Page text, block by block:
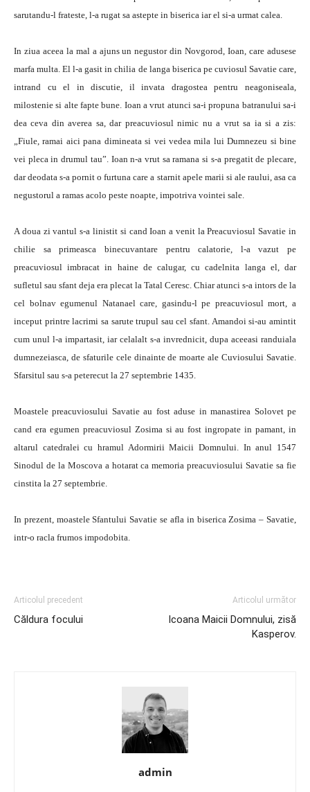
sarutandu-l frateste, l-a rugat sa astepte in biserica iar el si-a urmat calea.
In ziua aceea la mal a ajuns un negustor din Novgorod, Ioan, care adusese
marfa multa. El l-a gasit in chilia de langa biserica pe cuviosul Savatie care,
intrand cu el in discutie, il invata dragostea pentru neagoniseala,
milostenie si alte fapte bune. Ioan a vrut atunci sa-i propuna batranului sa-i
dea ceva din averea sa, dar preacuviosul nimic nu a vrut sa ia si a zis:
„Fiule, ramai aici pana dimineata si vei vedea mila lui Dumnezeu si bine
vei pleca in drumul tau”. Ioan n-a vrut sa ramana si s-a pregatit de plecare,
dar deodata s-a pornit o furtuna care a starnit apele marii si ale raului, asa ca
negustorul a ramas acolo peste noapte, impotriva vointei sale.
A doua zi vantul s-a linistit si cand Ioan a venit la Preacuviosul Savatie in
chilie sa primeasca binecuvantare pentru calatorie, l-a vazut pe
preacuviosul imbracat in haine de calugar, cu cadelnita langa el, dar
sufletul sau sfant deja era plecat la Tatal Ceresc. Chiar atunci s-a intors de la
cel bolnav egumenul Natanael care, gasindu-l pe preacuviosul mort, a
inceput printre lacrimi sa sarute trupul sau cel sfant. Amandoi si-au amintit
cum unul l-a impartasit, iar celalalt s-a invrednicit, dupa aceeasi randuiala
dumnezeiasca, de sfaturile cele dinainte de moarte ale Cuviosului Savatie.
Sfarsitul sau s-a peterecut la 27 septembrie 1435.
Moastele preacuviosului Savatie au fost aduse in manastirea Solovet pe
cand era egumen preacuviosul Zosima si au fost ingropate in pamant, in
altarul catedralei cu hramul Adormirii Maicii Domnului. In anul 1547
Sinodul de la Moscova a hotarat ca memoria preacuviosului Savatie sa fie
cinstita la 27 septembrie.
In prezent, moastele Sfantului Savatie se afla in biserica Zosima – Savatie,
intr-o racla frumos impodobita.
Articolul precedent
Căldura focului
Articolul următor
Icoana Maicii Domnului, zisă
Kasperov.
admin